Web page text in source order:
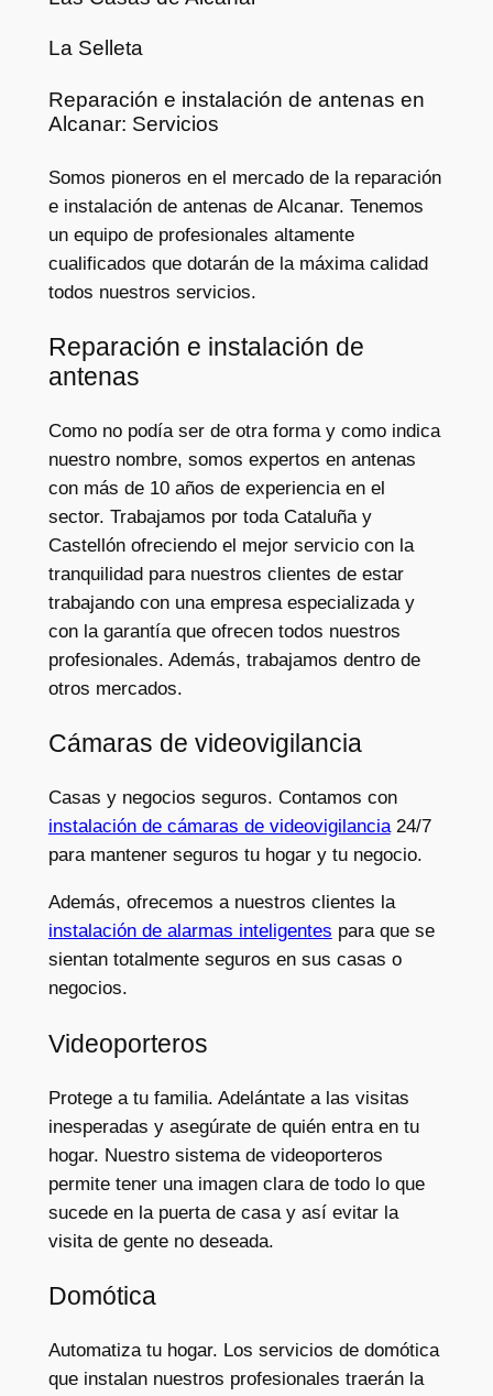
La Selleta
Reparación e instalación de antenas en
Alcanar: Servicios
Somos pioneros en el mercado de la reparación
e instalación de antenas de Alcanar. Tenemos
un equipo de profesionales altamente
cualificados que dotarán de la máxima calidad
todos nuestros servicios.
Reparación e instalación de
antenas
Como no podía ser de otra forma y como indica
nuestro nombre, somos expertos en antenas
con más de 10 años de experiencia en el
sector. Trabajamos por toda Cataluña y
Castellón ofreciendo el mejor servicio con la
tranquilidad para nuestros clientes de estar
trabajando con una empresa especializada y
con la garantía que ofrecen todos nuestros
profesionales. Además, trabajamos dentro de
otros mercados.
Cámaras de videovigilancia
Casas y negocios seguros. Contamos con
instalación de cámaras de videovigilancia24/7
para mantener seguros tu hogar y tu negocio.
Además, ofrecemos a nuestros clientes la
instalación de alarmas inteligentes para que se
sientan totalmente seguros en sus casas o
negocios.
Videoporteros
Protege a tu familia. Adelántate a las visitas
inesperadas y asegúrate de quién entra en tu
hogar. Nuestro sistema de videoporteros
permite tener una imagen clara de todo lo que
sucede en la puerta de casa y así evitar la
visita de gente no deseada.
Domótica
Automatiza tu hogar. Los servicios de domótica
que instalan nuestros profesionales traerán la